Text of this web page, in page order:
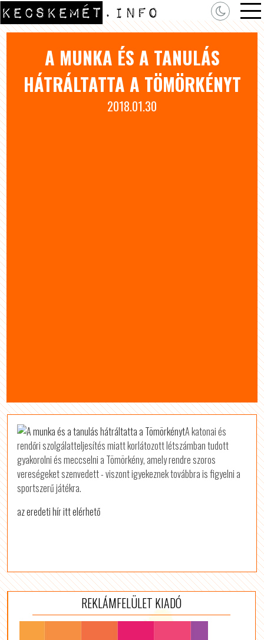
A MUNKA ÉS A TANULÁS
HÁTRÁLTATTA A TÖMÖRKÉNYT
2018.01.30
A katonai és
rendőri szolgálatteljesítés miatt korlátozott létszámban tudott
gyakorolni és meccselni a Tömörkény, amely rendre szoros
vereségeket szenvedett - viszont igyekeznek továbbra is figyelni a
sportszerű játékra.
az eredeti hír itt elérhető
REKLÁMFELÜLET KIADÓ